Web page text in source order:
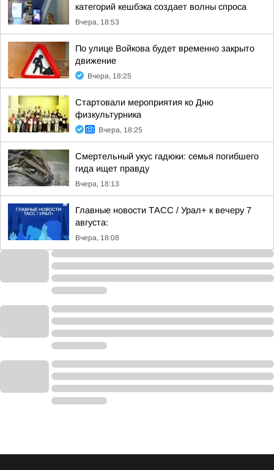
категорий кешбэка создает волны спроса
Вчера, 18:53
По улице Войкова будет временно закрыто
движение
Вчера, 18:25
Стартовали мероприятия ко Дню
физкультурника
Вчера, 18:25
Смертельный укус гадюки: семья погибшего
гида ищет правду
Вчера, 18:13
Главные новости ТАСС / Урал+ к вечеру 7
августа:
Вчера, 18:08